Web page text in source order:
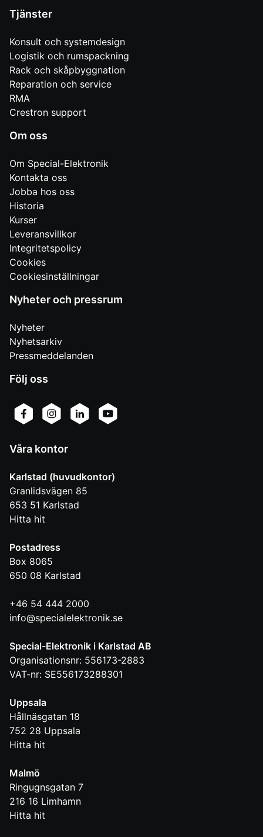
Tjänster
Konsult och systemdesign
Logistik och rumspackning
Rack och skåpbyggnation
Reparation och service
RMA
Crestron support
Om oss
Om Special-Elektronik
Kontakta oss
Jobba hos oss
Historia
Kurser
Leveransvillkor
Integritetspolicy
Cookies
Cookiesinställningar
Nyheter och pressrum
Nyheter
Nyhetsarkiv
Pressmeddelanden
Följ oss
Våra kontor
Karlstad (huvudkontor)
Granlidsvägen 85
653 51 Karlstad
Hitta hit
Postadress
Box 8065
650 08 Karlstad
+46 54 444 2000
info@specialelektronik.se
Special-Elektronik i Karlstad AB
Organisationsnr: 556173-2883
VAT-nr: SE556173288301
Uppsala
Hållnäsgatan 18
752 28 Uppsala
Hitta hit
Malmö
Ringugnsgatan 7
216 16 Limhamn
Hitta hit